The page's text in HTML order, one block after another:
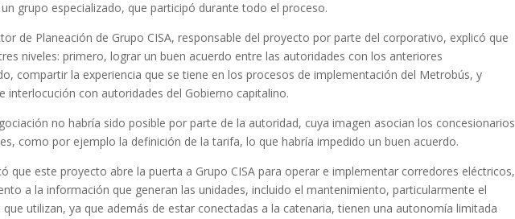
grupo especializado, que participó durante todo el proceso.
de Planeación de Grupo CISA, responsable del proyecto por parte del corporativo, explicó que
niveles: primero, lograr un buen acuerdo entre las autoridades con los anteriores
compartir la experiencia que se tiene en los procesos de implementación del Metrobús, y
interlocución con autoridades del Gobierno capitalino.
no habría sido posible por parte de la autoridad, cuya imagen asocian los concesionarios
como por ejemplo la definición de la tarifa, lo que habría impedido un buen acuerdo.
que este proyecto abre la puerta a Grupo CISA para operar e implementar corredores eléctricos,
a la información que generan las unidades, incluido el mantenimiento, particularmente el
que utilizan, ya que además de estar conectadas a la catenaria, tienen una autonomía limitada